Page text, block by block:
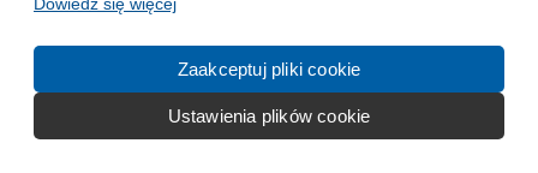
Zaakceptuj pliki cookie
Ustawienia plików cookie